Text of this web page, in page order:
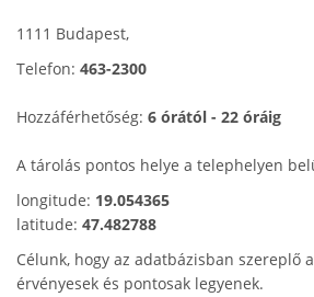
1111 Budapest,
Telefon: 463-2300
Hozzáférhetőség: 6 órától - 22 óráig
A tárolás pontos helye a telephelyen
longitude: 19.054365
latitude: 47.482788
Célunk, hogy az adatbázisban szereplő
érvényesek és pontosak legyenek.